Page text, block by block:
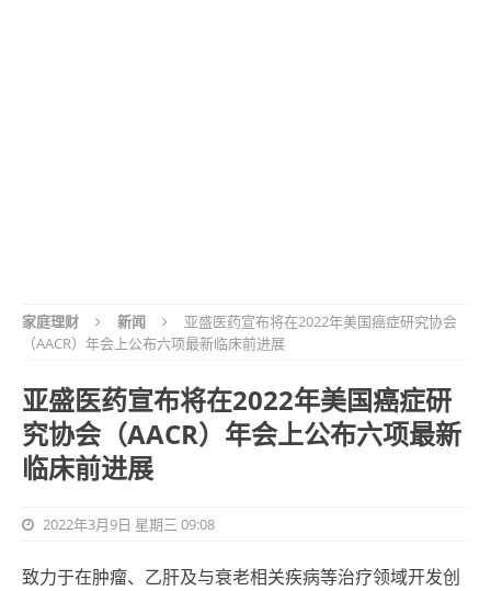
家庭理财 新闻
亚盛医药宣布将在2022年美国癌症研究协会
（AACR）年会上公布六项最新临床前进展
亚盛医药宣布将在2022年美国癌症研
究协会（AACR）年会上公布六项最新
临床前进展
2022年3月9日 星期三 09:08
致力于在肿瘤、乙肝及与衰老相关疾病等治疗领域开发创